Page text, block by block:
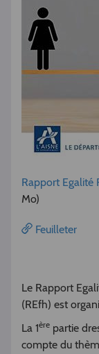
Rapport Egalité
Mo)
Feuilleter
Le Rapport
(REfh) est
La 1ère partie
compte du